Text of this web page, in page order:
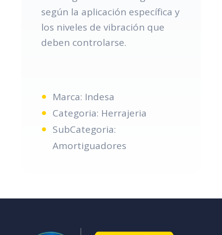
según la aplicación específica y
los niveles de vibración que
deben controlarse.
Marca: Indesa
Categoria: Herrajeria
SubCategoria:
Amortiguadores